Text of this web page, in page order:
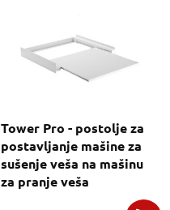
Tower Pro - postolje za
postavljanje mašine za
sušenje veša na mašinu
za pranje veša